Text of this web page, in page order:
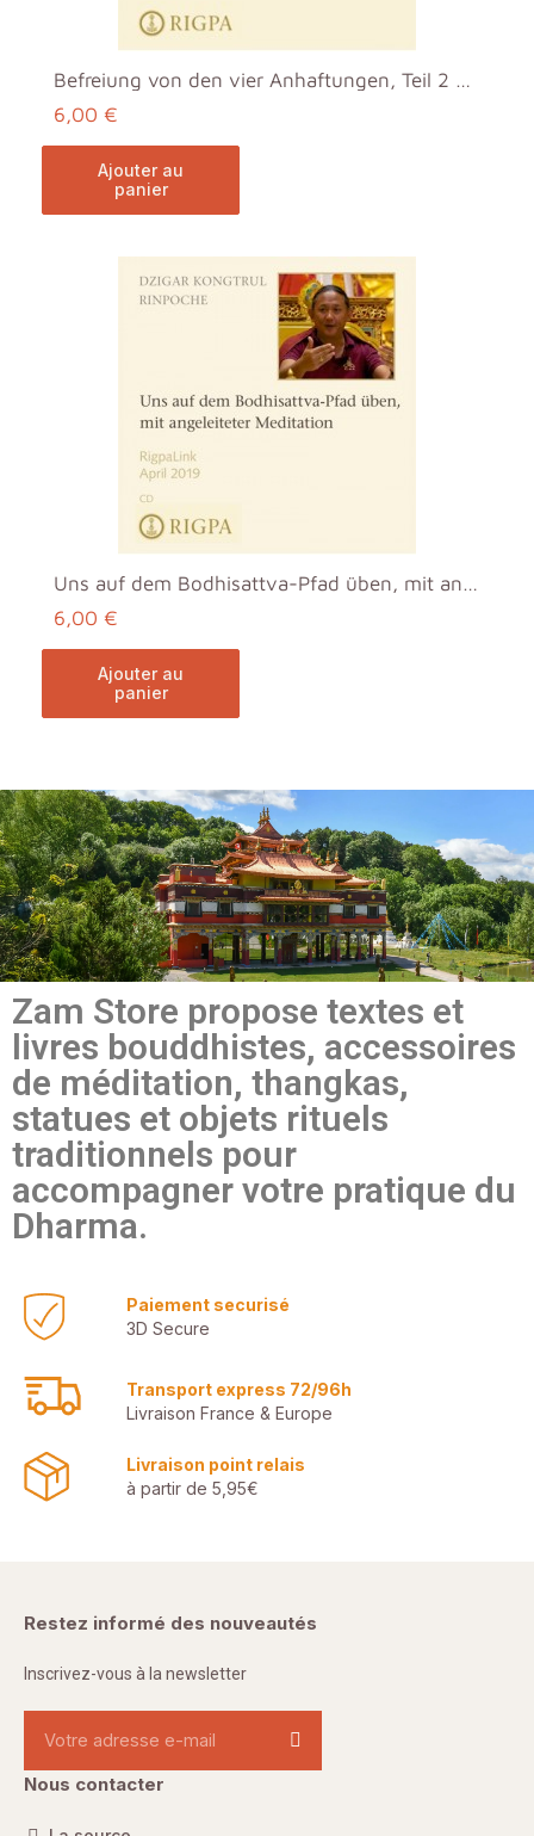
Befreiung von den vier Anhaftungen, Teil 2 MP3
6,00 €
ajouter au
panier
Uns auf dem Bodhisattva-Pfad üben, mit angeleitete...
6,00 €
ajouter au
panier
Zam Store propose textes et
livres bouddhistes, accessoires
de méditation, thangkas,
statues et objets rituels
traditionnels pour
accompagner votre pratique du
Dharma.
Paiement securisé
3D Secure
Transport express 72/96h
Livraison France & Europe
Livraison point relais
à partir de 5,95€
Restez informé des nouveautés
Inscrivez-vous à la newsletter
Nous contacter